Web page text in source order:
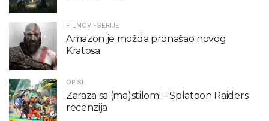
FILMOVI-SERIJE
Amazon je možda pronašao novog
Kratosa
OPISI
Zaraza sa (ma)stilom! – Splatoon Raiders
recenzija